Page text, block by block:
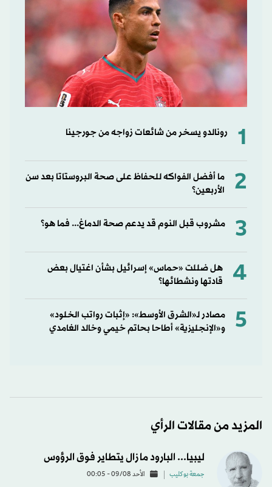
1 رونالدو يسخر من شائعات زواجه من جورجينا
2
ما أفضل الفواكه للحفاظ على صحة البروستاتا بعد سن
الأربعين؟
3 مشروب قبل النوم قد يدعم صحة الدماغ... فما هو؟
4
هل ضللت «حماس» إسرائيل بشأن اغتيال بعض
قادتها ونشطائها؟
5
مصادر لـ«الشرق الأوسط»: «إثبات رواتب الخلود»
و«الإنجليزية» أطاحا بحاتم خيمي وخالد الغامدي
المزيد من مقالات الرأي
ليبيا... البارود ما زال يتطاير فوق الرؤوس
جمعة بوكليب الأحد 09/08 - 00:05